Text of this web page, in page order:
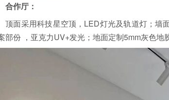
合作厅：
顶面采用科技星空顶，LED灯光及轨道灯；墙
部份 ，亚克力UV+发光；地面定制5mm灰色地